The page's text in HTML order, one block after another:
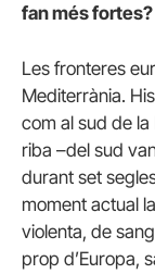
fan més fortes?
Les fronteres
Mediterrània.
com al sud de
riba –del sud
durant set
moment actual
violenta, de
prop d’Europa,